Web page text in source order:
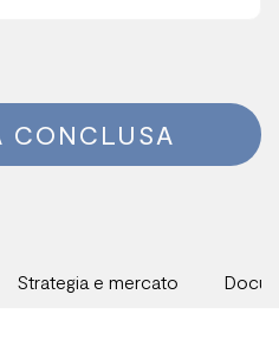
CONCLUSA
Strategia e mercato